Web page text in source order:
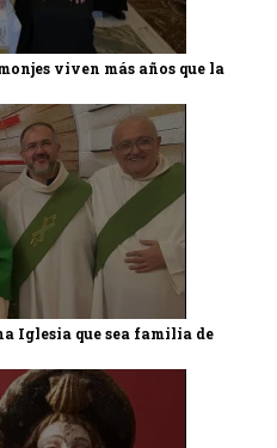
viven más años que la
Iglesia que sea familia de